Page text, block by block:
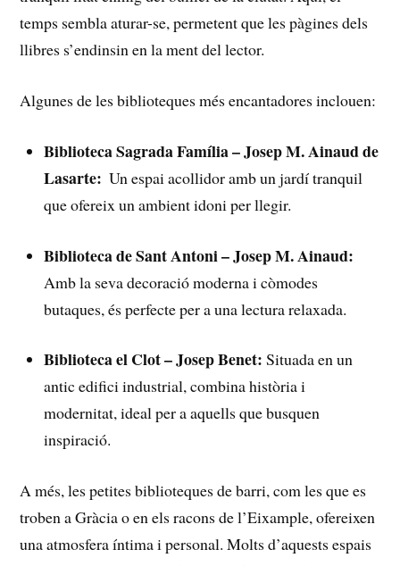
temps sembla aturar-se, permetent que les ⁣pàgines dels
llibres ⁣s’endinsin ‍en ‌la ment del lector.
Algunes de les biblioteques ⁣més ⁤encantadores inclouen:
Biblioteca ​Sagrada Família – Josep M. Ainaud de
​Lasarte: ‍ Un espai acollidor amb un ⁢jardí tranquil
que ofereix un ambient idoni per⁢ llegir.
Biblioteca de Sant Antoni – Josep M. Ainaud:
Amb la seva decoració moderna i còmodes
butaques, és perfecte per a una lectura relaxada.
Biblioteca el Clot – Josep Benet: Situada en un
antic edifici industrial,​ combina⁣ història i
modernitat,⁣ ideal ⁣per ⁢a aquells que busquen
inspiració.
A més, les petites ‍biblioteques de barri, com ‌les que es
troben a Gràcia o en els​ racons de l’Eixample, ofereixen
una atmosfera íntima i personal. Molts d’aquests espais